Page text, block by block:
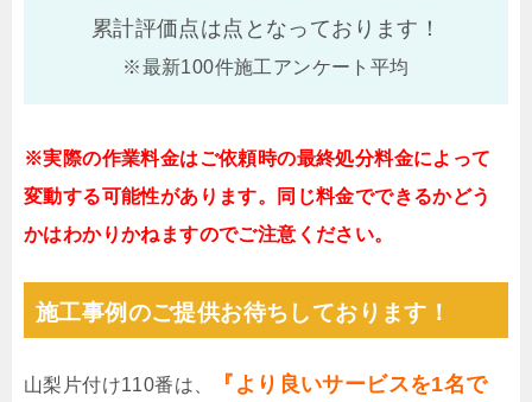
累計評価点は点となっております！
※最新100件施工アンケート平均
※実際の作業料金はご依頼時の最終処分料金によって
変動する可能性があります。同じ料金でできるかどう
かはわかりかねますのでご注意ください。
施工事例のご提供お待ちしております！
山梨片付け110番は、
『より良いサービスを1名で